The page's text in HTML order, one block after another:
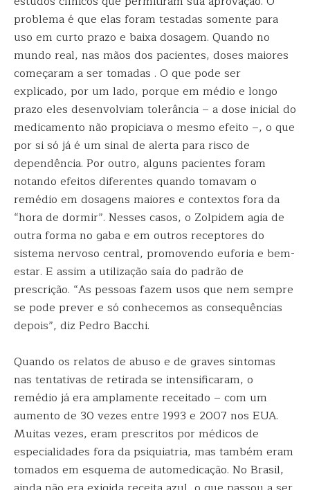
problema é que elas foram testadas somente para
uso em curto prazo e baixa dosagem. Quando no
mundo real, nas mãos dos pacientes, doses maiores
começaram a ser tomadas . O que pode ser
explicado, por um lado, porque em médio e longo
prazo eles desenvolviam tolerância – a dose inicial do
medicamento não propiciava o mesmo efeito –, o que
por si só já é um sinal de alerta para risco de
dependência. Por outro, alguns pacientes foram
notando efeitos diferentes quando tomavam o
remédio em dosagens maiores e contextos fora da
“hora de dormir”. Nesses casos, o Zolpidem agia de
outra forma no gaba e em outros receptores do
sistema nervoso central, promovendo euforia e bem-
estar. E assim a utilização saía do padrão de
prescrição. “As pessoas fazem usos que nem sempre
se pode prever e só conhecemos as consequências
depois”, diz Pedro Bacchi.
Quando os relatos de abuso e de graves sintomas
nas tentativas de retirada se intensificaram, o
remédio já era amplamente receitado – com um
aumento de 30 vezes entre 1993 e 2007 nos EUA.
Muitas vezes, eram prescritos por médicos de
especialidades fora da psiquiatria, mas também eram
tomados em esquema de automedicação. No Brasil,